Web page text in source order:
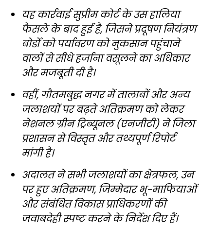
यह कार्रवाई सुप्रीम कोर्ट के उस हालिया
फैसले के बाद हुई है, जिसने प्रदूषण नियंत्रण
बोर्डों को पर्यावरण को नुकसान पहुंचाने
वालों से सीधे हर्जाना वसूलने का अधिकार
और मजबूती दी है।
वहीं, गौतमबुद्ध नगर में तालाबों और अन्य
जलाशयों पर बढ़ते अतिक्रमण को लेकर
नेशनल ग्रीन ट्रिब्यूनल (एनजीटी) ने जिला
प्रशासन से विस्तृत और तथ्यपूर्ण रिपोर्ट
मांगी है।
अदालत ने सभी जलाशयों का क्षेत्रफल, उन
पर हुए अतिक्रमण, जिम्मेदार भू-माफियाओं
और संबंधित विकास प्राधिकरणों की
जवाबदेही स्पष्ट करने के निर्देश दिए हैं।